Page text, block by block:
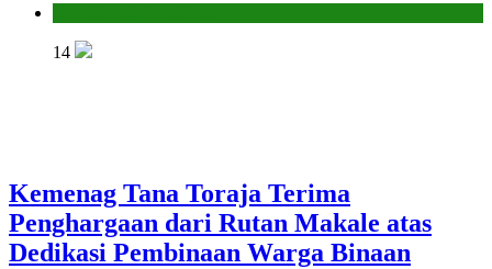
14
Kemenag Tana Toraja Terima
Penghargaan dari Rutan Makale atas
Dedikasi Pembinaan Warga Binaan